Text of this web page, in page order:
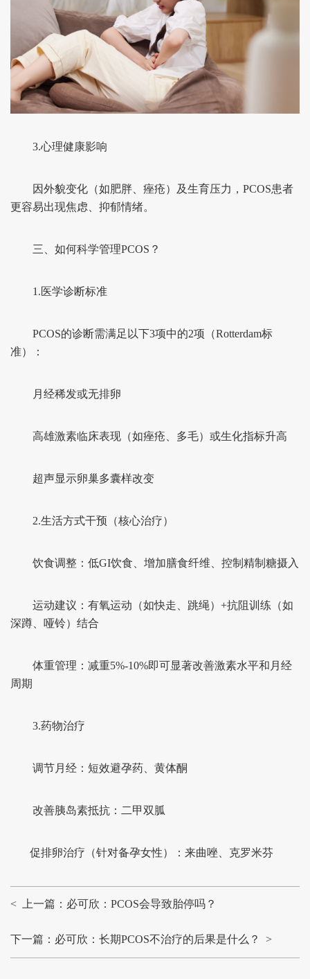
3.心理健康影响
因外貌变化（如肥胖、痤疮）及生育压力，PCOS患者
更容易出现焦虑、抑郁情绪。
三、如何科学管理PCOS？
1.医学诊断标准
PCOS的诊断需满足以下3项中的2项（Rotterdam标
准）：
月经稀发或无排卵
高雄激素临床表现（如痤疮、多毛）或生化指标升高
超声显示卵巢多囊样改变
2.生活方式干预（核心治疗）
饮食调整：低GI饮食、增加膳食纤维、控制精制糖摄入
运动建议：有氧运动（如快走、跳绳）+抗阻训练（如
深蹲、哑铃）结合
体重管理：减重5%-10%即可显著改善激素水平和月经
周期
3.药物治疗
调节月经：短效避孕药、黄体酮
改善胰岛素抵抗：二甲双胍
促排卵治疗（针对备孕女性）：来曲唑、克罗米芬
< 上一篇：必可欣：PCOS会导致胎停吗？
下一篇：必可欣：长期PCOS不治疗的后果是什么？ >